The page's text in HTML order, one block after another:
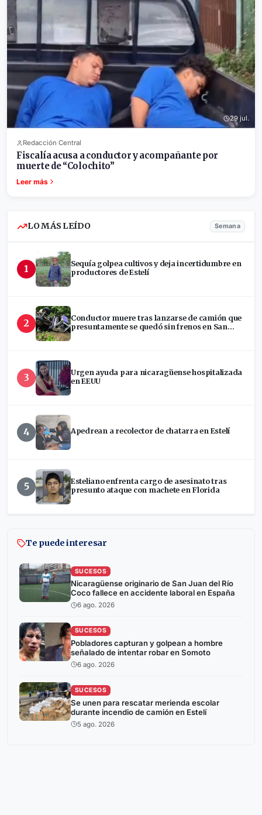
29 jul.
Redacción Central
Fiscalía acusa a conductor y acompañante por
muerte de “Colochito”
Leer más
LO MÁS LEÍDO Semana
1
Sequía golpea cultivos y deja incertidumbre en
productores de Estelí
2
Conductor muere tras lanzarse de camión que
presuntamente se quedó sin frenos en San
3
Urgen ayuda para nicaragüense hospitalizada
en EEUU
4 Apedrean a recolector de chatarra en Estelí
5
Esteliano enfrenta cargo de asesinato tras
presunto ataque con machete en Florida
Te puede interesar
SUCESOS
Nicaragüense originario de San Juan del Río
Coco fallece en accidente laboral en España
6 ago. 2026
SUCESOS
Pobladores capturan y golpean a hombre
señalado de intentar robar en Somoto
6 ago. 2026
SUCESOS
Se unen para rescatar merienda escolar
durante incendio de camión en Estelí
5 ago. 2026